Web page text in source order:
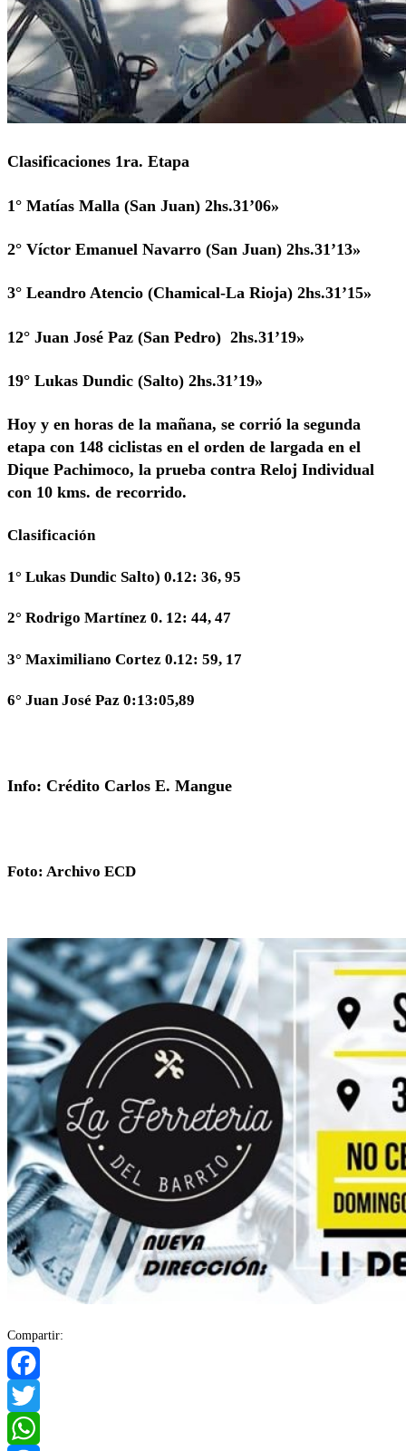
Clasificaciones 1ra. Etapa
1° Matías Malla (San Juan) 2hs.31’06»
2° Víctor Emanuel Navarro (San Juan) 2hs.31’13»
3° Leandro Atencio (Chamical-La Rioja) 2hs.31’15»
12° Juan José Paz (San Pedro) 2hs.31’19»
19° Lukas Dundic (Salto) 2hs.31’19»
Hoy y en horas de la mañana, se corrió la segunda
etapa con 148 ciclistas en el orden de largada en el
Dique Pachimoco, la prueba contra Reloj Individual
con 10 kms. de recorrido.
Clasificación
1° Lukas Dundic Salto) 0.12: 36, 95
2° Rodrigo Martínez 0. 12: 44, 47
3° Maximiliano Cortez 0.12: 59, 17
6° Juan José Paz 0:13:05,89
Info: Crédito Carlos E. Mangue
Foto: Archivo ECD
Compartir:
Facebook
Twitter